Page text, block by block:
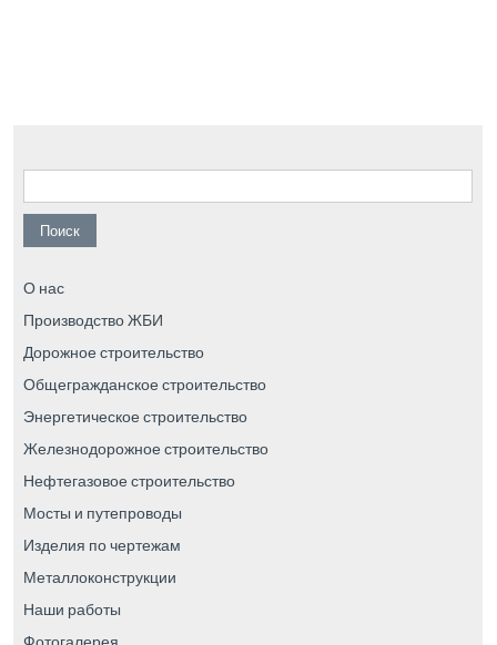
Найти:
О нас
Производство ЖБИ
Дорожное строительство
Общегражданское строительство
Энергетическое строительство
Железнодорожное строительство
Нефтегазовое строительство
Мосты и путепроводы
Изделия по чертежам
Металлоконструкции
Наши работы
Фотогалерея